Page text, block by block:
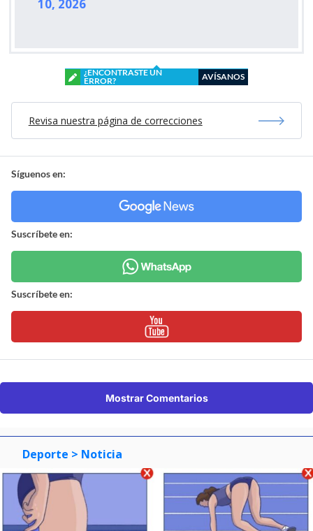
10, 2026
¿ENCONTRASTE UN
ERROR?
AVÍSANOS
Revisa nuestra página de correcciones
Síguenos en:
Suscríbete en:
Suscríbete en:
Mostrar Comentarios
Deporte > Noticia